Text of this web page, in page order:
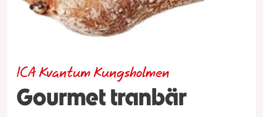
Gourmet tranbär
ICA Kvantum Kungsholmen